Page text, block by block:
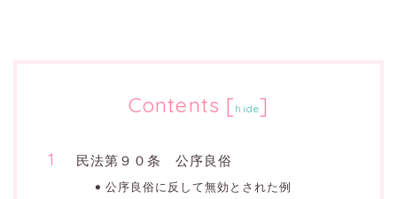
Contents [ hide]
民法第９０条 公序良俗
公序良俗に反して無効とされた例